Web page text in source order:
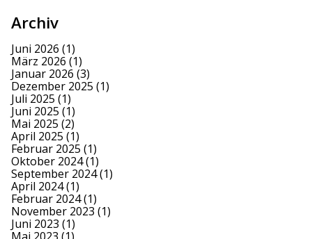
Archiv
Juni 2026 (1)
März 2026 (1)
Januar 2026 (3)
Dezember 2025 (1)
Juli 2025 (1)
Juni 2025 (1)
Mai 2025 (2)
April 2025 (1)
Februar 2025 (1)
Oktober 2024(1)
September 2024(1)
April 2024(1)
Februar 2024(1)
November 2023 (1)
Juni 2023 (1)
Mai 2023 (1)